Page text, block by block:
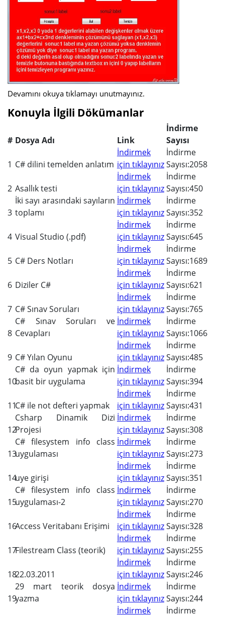
Devamını okuya tıklamayı unutmayınız.
Konuyla İlgili Dökümanlar
# Dosya Adı Link
İndirme
Sayısı
1 C# dilini temelden anlatım
İndirmek
için tıklayınız
İndirme
Sayısı:2058
2 Asallık testi
İndirmek
için tıklayınız
İndirme
Sayısı:450
3
İki sayı arasındaki sayıların
toplamı
İndirmek
için tıklayınız
İndirme
Sayısı:352
4 Visual Studio (.pdf)
İndirmek
için tıklayınız
İndirme
Sayısı:645
5 C# Ders Notları
İndirmek
için tıklayınız
İndirme
Sayısı:1689
6 Diziler C#
İndirmek
için tıklayınız
İndirme
Sayısı:621
7 C# Sınav Soruları
İndirmek
için tıklayınız
İndirme
Sayısı:765
8
C# Sınav Soruları ve
Cevapları
İndirmek
için tıklayınız
İndirme
Sayısı:1066
9 C# Yılan Oyunu
İndirmek
için tıklayınız
İndirme
Sayısı:485
10
C# da oyun yapmak için
basit bir uygulama
İndirmek
için tıklayınız
İndirme
Sayısı:394
11C# ile not defteri yapmak
İndirmek
için tıklayınız
İndirme
Sayısı:431
12
Csharp Dinamik Dizi
Projesi
İndirmek
için tıklayınız
İndirme
Sayısı:308
13
C# filesystem info class
uygulaması
İndirmek
için tıklayınız
İndirme
Sayısı:273
14uye girişi
İndirmek
için tıklayınız
İndirme
Sayısı:351
15
C# filesystem info class
uygulaması-2
İndirmek
için tıklayınız
İndirme
Sayısı:270
16Access Veritabanı Erişimi
İndirmek
için tıklayınız
İndirme
Sayısı:328
17Filestream Class (teorik)
İndirmek
için tıklayınız
İndirme
Sayısı:255
1822.03.2011
İndirmek
için tıklayınız
İndirme
Sayısı:246
19
29 mart teorik dosya
yazma
İndirmek
için tıklayınız
İndirme
Sayısı:244
İndirmek
İndirme